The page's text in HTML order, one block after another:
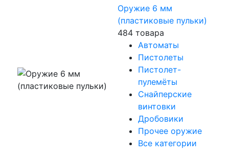
Оружие 6 мм
(пластиковые пульки)
484 товара
Автоматы
Пистолеты
Пистолет-
пулемёты
Снайперские
винтовки
Дробовики
Прочее оружие
Все категории